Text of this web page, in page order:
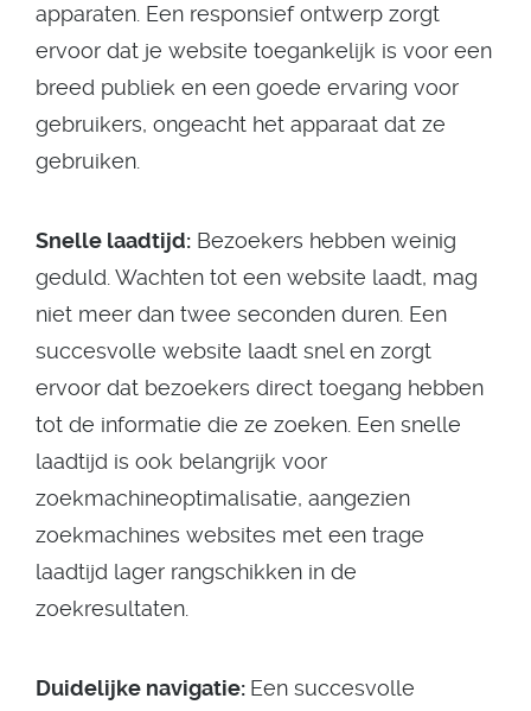
apparaten. Een responsief ontwerp zorgt
ervoor dat je website toegankelijk is voor een
breed publiek en een goede ervaring voor
gebruikers, ongeacht het apparaat dat ze
gebruiken.
Snelle laadtijd: Bezoekers hebben weinig
geduld. Wachten tot een website laadt, mag
niet meer dan twee seconden duren. Een
succesvolle website laadt snel en zorgt
ervoor dat bezoekers direct toegang hebben
tot de informatie die ze zoeken. Een snelle
laadtijd is ook belangrijk voor
zoekmachineoptimalisatie, aangezien
zoekmachines websites met een trage
laadtijd lager rangschikken in de
zoekresultaten.
Duidelijke navigatie: Een succesvolle